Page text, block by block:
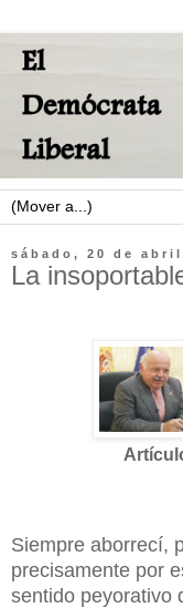
sábado, 20 de abril
La
Siempre aborrecí,
precisamente por
sentido peyorativo